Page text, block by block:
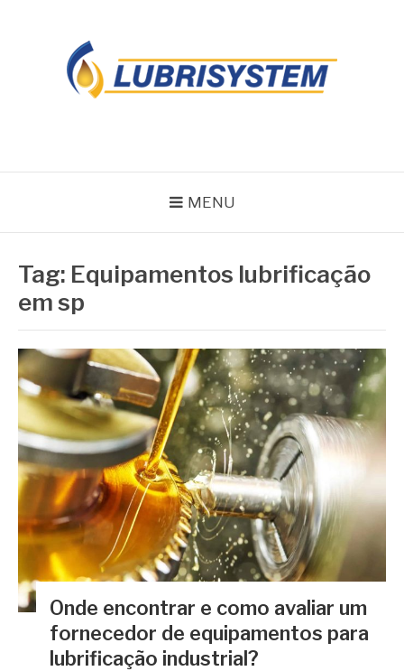
MENU
Tag: Equipamentos lubrificação
em sp
Onde encontrar e como avaliar um
fornecedor de equipamentos para
lubrificação industrial?